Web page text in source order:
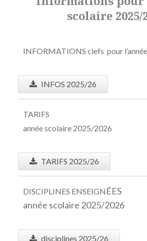
scolaire 2025/
INFORMATIONS clefs pour
INFOS 2025/26
TARIFS
année scolaire 2025/2026
TARIFS 2025/26
DISCIPLINES ENSEIGN ÉES
année scolaire 2025/2026
disciplines 2025/26